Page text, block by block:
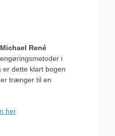
René
i
er dette klart bogen
trænger til en
her